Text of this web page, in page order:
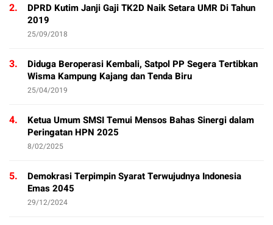
2.
DPRD Kutim Janji Gaji TK2D Naik Setara UMR Di Tahun
2019
25/09/2018
3.
Diduga Beroperasi Kembali, Satpol PP Segera Tertibkan
Wisma Kampung Kajang dan Tenda Biru
25/04/2019
4.
Ketua Umum SMSI Temui Mensos Bahas Sinergi dalam
Peringatan HPN 2025
8/02/2025
5.
Demokrasi Terpimpin Syarat Terwujudnya Indonesia
Emas 2045
29/12/2024